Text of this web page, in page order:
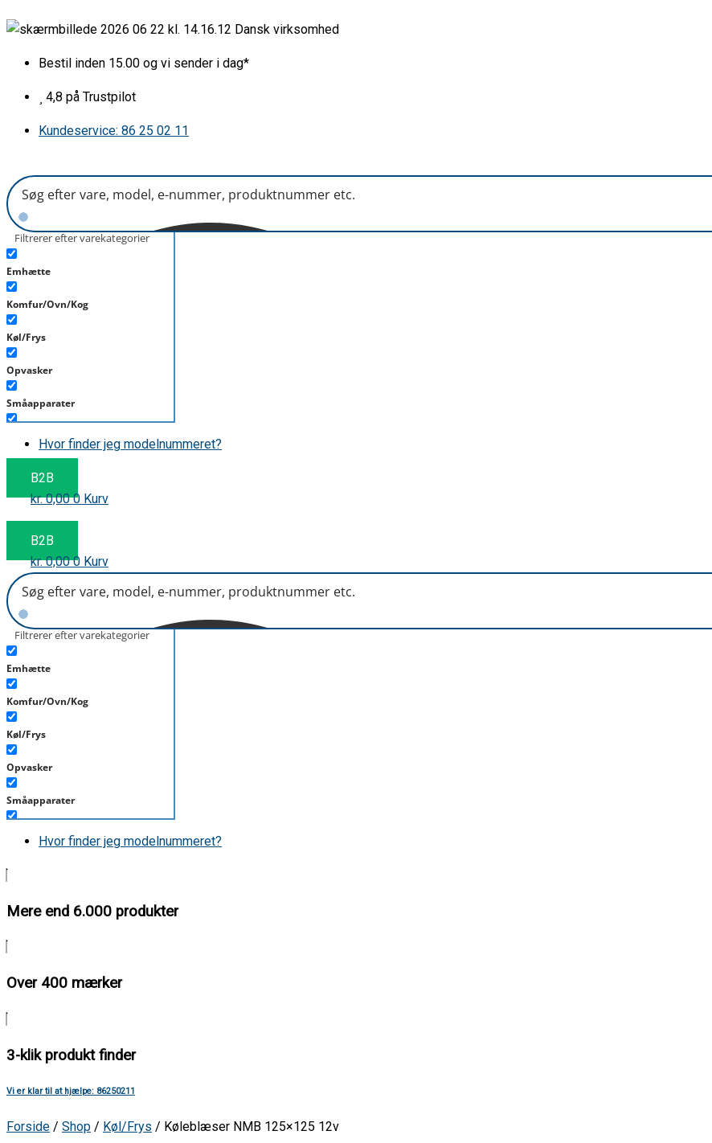
til
Dansk virksomhed
Bestil inden 15.00 og vi sender i dag*
4,8 på Trustpilot
Kundeservice: 86 25 02 11
Filtrerer efter varekategorier
Emhætte
Komfur/Ovn/Kog
Køl/Frys
Opvasker
Småapparater
Støvsuger
Tilbehør/Plejemidler
Vaskemaskine
Hvor finder jeg modelnummeret?
B2B
kr.0,00 0 Kurv
B2B
kr.0,00 0 Kurv
Filtrerer efter varekategorier
Emhætte
Komfur/Ovn/Kog
Køl/Frys
Opvasker
Småapparater
Støvsuger
Tørretumbler
Hvor finder jeg modelnummeret?
Mere end 6.000 produkter
Over 400 mærker
3-klik produkt finder
Vi er klar til at hjælpe: 86250211
Forside / Shop / Køl/Frys / Køleblæser NMB 125×125 12v
NMB
antal